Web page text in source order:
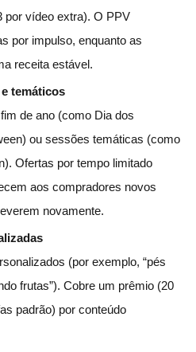
por vídeo extra). O PPV
por impulso, enquanto as
receita estável.
temáticos
de ano (como Dia dos
ou sessões temáticas (como
Ofertas por tempo limitado
aos compradores novos
novamente.
(por exemplo, “pés
frutas”). Cobre um prêmio (20
padrão) por conteúdo